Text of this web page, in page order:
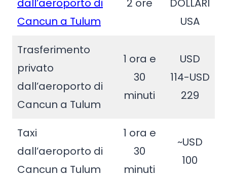
dall’aeroporto di
Cancun a Tulum
2 ore
DOLLARI
USA
Trasferimento
privato
dall’aeroporto di
Cancun a Tulum
1 ora e
30
minuti
USD
114-USD
229
Taxi
dall’aeroporto di
Cancun a Tulum
1 ora e
30
minuti
~USD
100